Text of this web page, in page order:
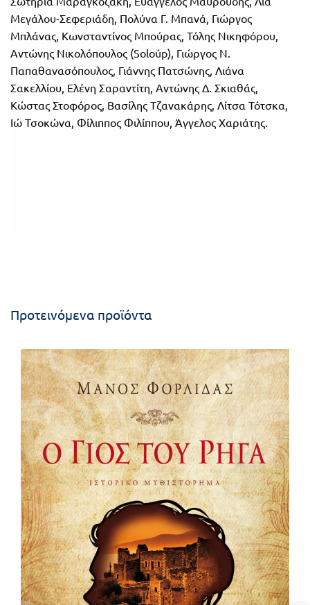
Μεγάλου-Σεφεριάδη, Πολύνα Γ. Μπανά, Γιώργος
Μπλάνας, Κωνσταντίνος Μπούρας, Τόλης Νικηφόρου,
Αντώνης Νικολόπουλος (Soloúp), Γιώργος N.
Παπαθανασόπουλος, Γιάννης Πατσώνης, Λιάνα
Σακελλίου, Ελένη Σαραντίτη, Αντώνης Δ. Σκιαθάς,
Κώστας Στοφόρος, Βασίλης Τζανακάρης, Λίτσα Τότσκα,
Ιώ Τσοκώνα, Φίλιππος Φιλίππου, Άγγελος Χαριάτης.
Προτεινόμενα προϊόντα